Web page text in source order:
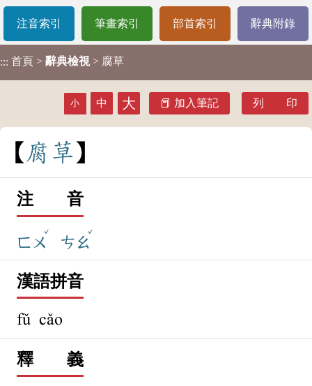
注音索引 筆畫索引 部首索引 辭典附錄
::: 首頁 > 辭典檢視 > 腐草
小 中 大 加入筆記 列 印
腐 草
注 音
ㄈㄨ
ˇ
ㄘㄠ
ˇ
漢語拼音
fǔ cǎo
釋 義